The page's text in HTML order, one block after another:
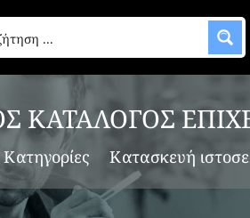
ΚΑΤΑΛΟΓΟΣ
Κατηγορίες Κατασκευή